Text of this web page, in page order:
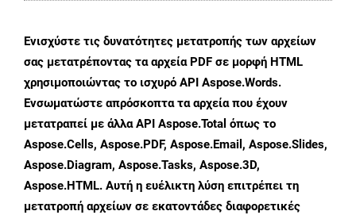
Ενισχύστε τις δυνατότητες μετατροπής των αρχείων
σας μετατρέποντας τα αρχεία PDF σε μορφή HTML
χρησιμοποιώντας το ισχυρό API Aspose.Words.
Ενσωματώστε απρόσκοπτα τα αρχεία που έχουν
μετατραπεί με άλλα API Aspose.Total όπως το
Aspose.Cells, Aspose.PDF, Aspose.Email, Aspose.Slides,
Aspose.Diagram, Aspose.Tasks, Aspose.3D,
Aspose.HTML. Αυτή η ευέλικτη λύση επιτρέπει τη
μετατροπή αρχείων σε εκατοντάδες διαφορετικές